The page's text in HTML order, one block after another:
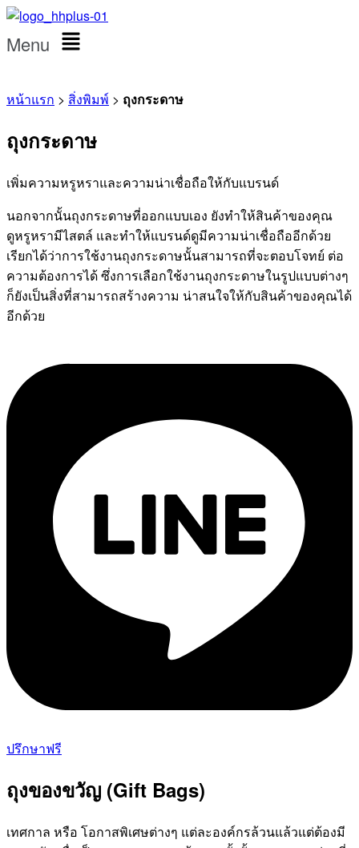
Menu
หน้าแรก > สิ่งพิมพ์ > ถุงกระดาษ
ถุงกระดาษ
เพิ่มความหรูหราและความน่าเชื่อถือให้กับแบรนด์
นอกจากนั้นถุงกระดาษที่ออกแบบเอง ยังทำให้สินค้าของคุณ
ดูหรูหรามีไสตล์ และทำให้แบรนด์ดูมีความน่าเชื่อถืออีกด้วย
เรียกได้ว่าการใช้งานถุงกระดาษนั้นสามารถที่จะตอบโจทย์ ต่อ
ความต้องการได้ ซึ่งการเลือกใช้งานถุงกระดาษในรูปแบบต่างๆ
ก็ยังเป็นสิ่งที่สามารถสร้างความ น่าสนใจให้กับสินค้าของคุณได้
อีกด้วย
ปรึกษาฟรี
ถุงของขวัญ (Gift Bags)
เทศกาล หรือ โอกาสพิเศษต่างๆ แต่ละองค์กรล้วนแล้วแต่ต้องมี